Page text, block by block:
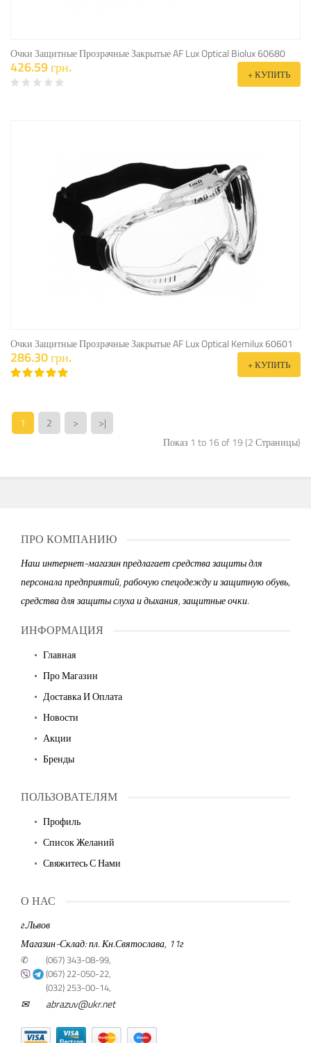
Очки Защитные Прозрачные Закрытые AF Lux Optical Biolux 60680
426.59 грн. + КУПИТЬ
Очки Защитные Прозрачные Закрытые AF Lux Optical Kemilux 60601
286.30 грн. + КУПИТЬ
1 2 >
>|
Показ 1 to 16 of 19 (2 Страницы)
ПРО КОМПАНИЮ
Наш интернет-магазин предлагает средства защиты для
персонала предприятий, рабочую спецодежду и защитную обувь,
средства для защиты слуха и дыхания, защитные очки.
ИНФОРМАЦИЯ
Главная
Про Магазин
Доставка И Оплата
Новости
Акции
Бренды
ПОЛЬЗОВАТЕЛЯМ
Профиль
Список Желаний
Свяжитесь С Нами
О НАС
г.Львов
Магазин-Склад: пл. Кн.Святослава, 11г
✆
(067) 343-08-99,
(067) 22-050-22,
(032) 253-00-14,
✉ abrazuv@ukr.net